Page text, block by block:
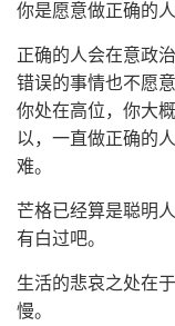
你是愿意做正确的
正确的人会在意政
错误的事情也不愿
你处在高位，你大
以，一直做正确的
难。
芒格已经算是聪明
有白过吧。
生活的悲哀之处在
慢。